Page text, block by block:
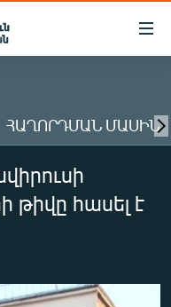
ՀԱՂՈՐԴՄԱՆ ՄԱՍԻՆ
հասել է